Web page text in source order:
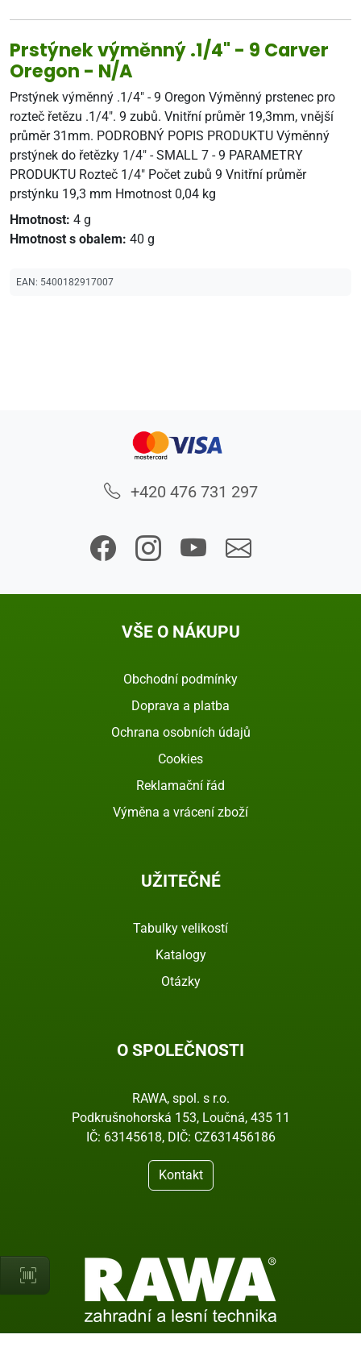
Prstýnek výměnný .1/4" - 9 Carver
Oregon - N/A
Prstýnek výměnný .1/4" - 9 Oregon Výměnný prstenec pro
rozteč řetězu .1/4". 9 zubů. Vnitřní průměr 19,3mm, vnější
průměr 31mm. PODROBNÝ POPIS PRODUKTU Výměnný
prstýnek do řetězky 1/4" - SMALL 7 - 9 PARAMETRY
PRODUKTU Rozteč 1/4" Počet zubů 9 Vnitřní průměr
prstýnku 19,3 mm Hmotnost 0,04 kg
Hmotnost: 4 g
Hmotnost s obalem: 40 g
EAN: 5400182917007
+420 476 731 297
VŠE O NÁKUPU
Obchodní podmínky
Doprava a platba
Ochrana osobních údajů
Cookies
Reklamační řád
Výměna a vrácení zboží
UŽITEČNÉ
Tabulky velikostí
Katalogy
Otázky
O SPOLEČNOSTI
RAWA, spol. s r.o.
Podkrušnohorská 153, Loučná, 435 11
IČ: 63145618, DIČ: CZ631456186
Kontakt